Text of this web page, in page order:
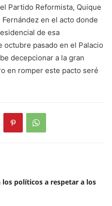
Partido Reformista, Quique
en el acto donde
de esa
pasado en el Palacio
decepcionar a la gran
en romper este pacto seré
los políticos a respetar a los